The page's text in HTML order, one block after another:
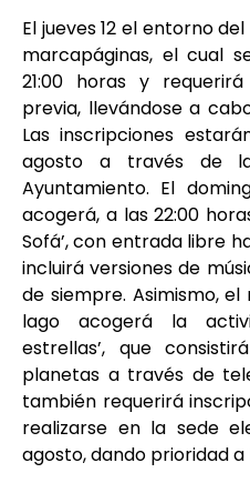
El jueves 12 el entorno
marcapáginas, el cual
21:00 horas y
previa, llevándose a
Las inscripciones
agosto a través de
Ayuntamiento. El
acogerá, a las 22:00
Sofá’, con entrada libre
incluirá versiones de
de siempre. Asimismo,
lago acogerá la
estrellas’, que
planetas a través de
también requerirá
realizarse en la sede
agosto, dando prioridad